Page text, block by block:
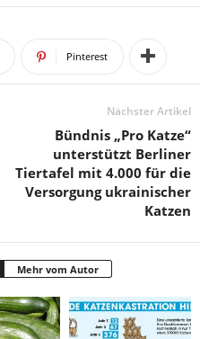
Pinterest
Nächster Artikel
Bündnis „Pro Katze“
unterstützt Berliner
Tiertafel mit 4.000 für die
Versorgung ukrainischer
Katzen
Mehr vom Autor